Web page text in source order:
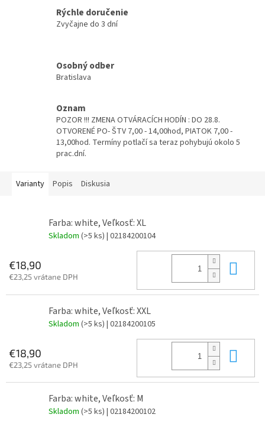
Rýchle doručenie
Zvyčajne do 3 dní
Osobný odber
Bratislava
Oznam
POZOR !!! ZMENA OTVÁRACÍCH HODÍN : DO 28.8.
OTVORENÉ PO- ŠTV 7,00 - 14,00hod, PIATOK 7,00 -
13,00hod. Termíny potlačí sa teraz pohybujú okolo 5
prac.dní.
Varianty Popis Diskusia
Farba: white, Veľkosť: XL
Skladom (>5 ks) | 02184200104
€18,90
€23,25 vrátane DPH
Farba: white, Veľkosť: XXL
Skladom (>5 ks) | 02184200105
€18,90
€23,25 vrátane DPH
Farba: white, Veľkosť: M
Skladom (>5 ks) | 02184200102